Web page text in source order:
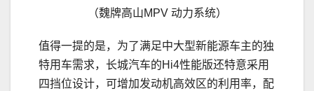
（魏牌高山MPV 动力系统）
值得一提的是，为了满足中大型新能源车主的独
特用车需求，长城汽车的Hi4性能版还特意采用
四挡位设计，可增加发动机高效区的利用率，配